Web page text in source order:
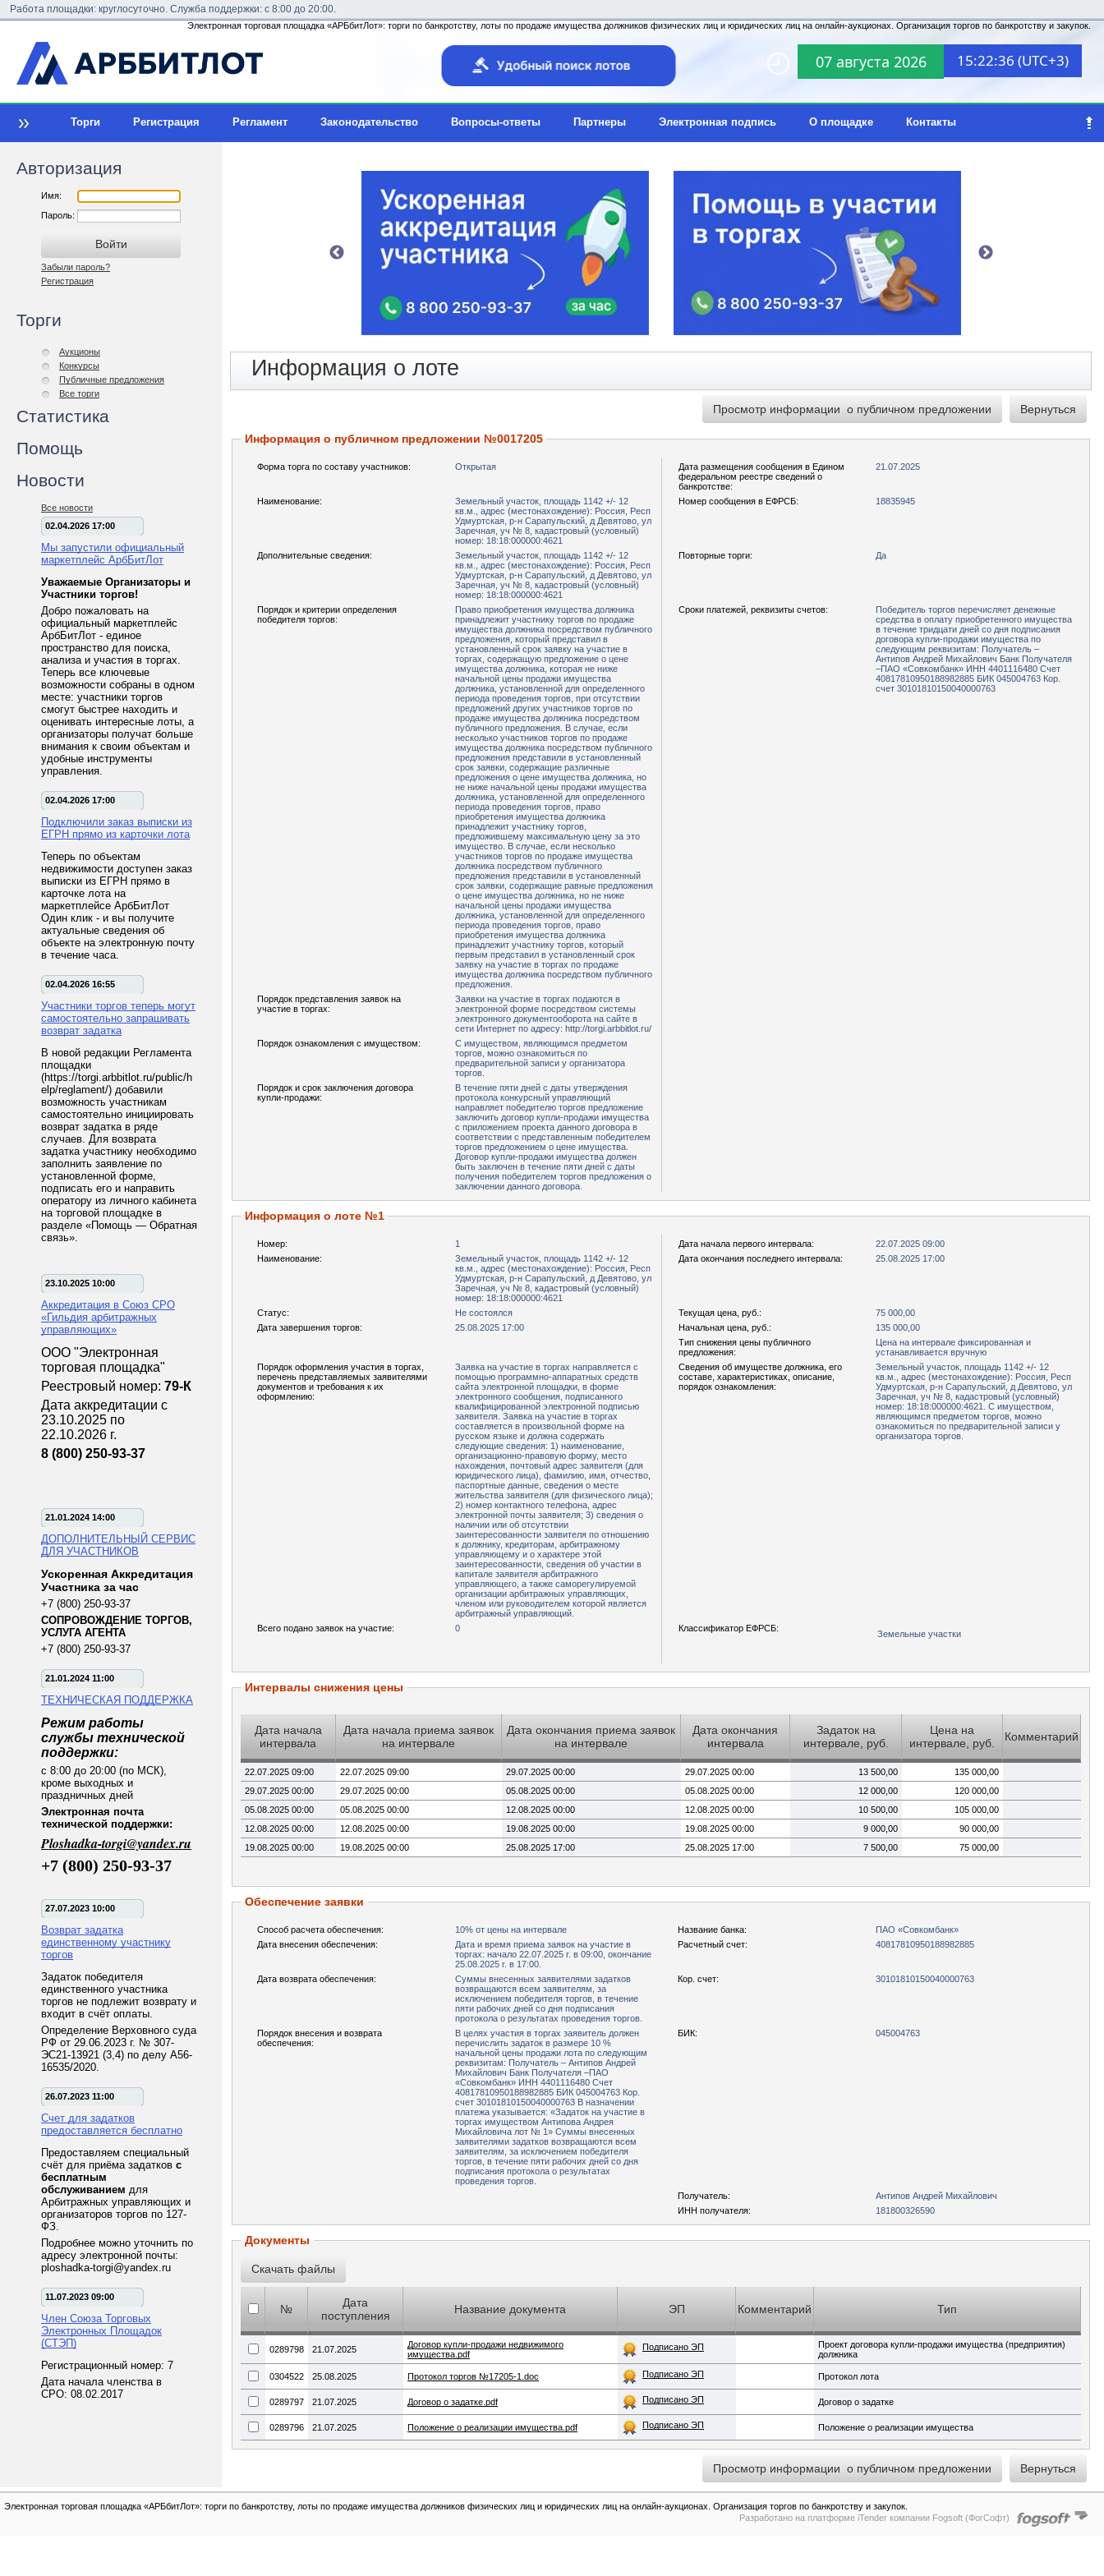
07 августа 2026 15:22:36 (UTC+3)
Работа площадки: круглосуточно. Служба поддержки: с 8:00 до 20:00.
Электронная торговая площадка «АРБбитЛот»: торги по банкротству, лоты по продаже имущества должников физических лиц и юридических лиц на онлайн-аукционах. Организация торгов по банкротству и закупок.
Торги Регистрация Регламент Законодательство Вопросы-ответы Партнеры Электронная подпись О площадке Контакты
Авторизация
Имя:
Пароль:
Забыли пароль?
Регистрация
Торги
Аукционы
Конкурсы
Публичные предложения
Все торги
Статистика
Помощь
Новости
Все новости
02.04.2026 17:00
Мы запустили официальный
маркетплейс АрбБитЛот
Уважаемые Организаторы и
Участники торгов!
Добро пожаловать на
официальный маркетплейс
АрбБитЛот - единое
пространство для поиска,
анализа и участия в торгах.
Теперь все ключевые
возможности собраны в одном
месте: участники торгов
смогут быстрее находить и
оценивать интересные лоты, а
организаторы получат больше
внимания к своим объектам и
удобные инструменты
управления.
02.04.2026 17:00
Подключили заказ выписки из
ЕГРН прямо из карточки лота
Теперь по объектам
недвижимости доступен заказ
выписки из ЕГРН прямо в
карточке лота на
маркетплейсе АрбБитЛот
Один клик - и вы получите
актуальные сведения об
объекте на электронную почту
в течение часа.
02.04.2026 16:55
Участники торгов теперь могут
самостоятельно запрашивать
возврат задатка
В новой редакции Регламента
площадки
(https://torgi.arbbitlot.ru/public/h
elp/reglament/) добавили
возможность участникам
самостоятельно инициировать
возврат задатка в ряде
случаев. Для возврата
задатка участнику необходимо
заполнить заявление по
установленной форме,
подписать его и направить
оператору из личного кабинета
на торговой площадке в
разделе «Помощь — Обратная
связь».
23.10.2025 10:00
Аккредитация в Союз СРО
«Гильдия арбитражных
управляющих»
ООО "Электронная
торговая площадка"
Реестровый номер: 79-К
Дата аккредитации с
23.10.2025 по
22.10.2026 г.
8 (800) 250-93-37
21.01.2024 14:00
ДОПОЛНИТЕЛЬНЫЙ СЕРВИС
ДЛЯ УЧАСТНИКОВ
Ускоренная Аккредитация
Участника за час
+7 (800) 250-93-37
СОПРОВОЖДЕНИЕ ТОРГОВ,
УСЛУГА АГЕНТА
+7 (800) 250-93-37
21.01.2024 11:00
ТЕХНИЧЕСКАЯ ПОДДЕРЖКА
Режим работы
службы технической
поддержки:
с 8:00 до 20:00 (по МСК),
кроме выходных и
праздничных дней
Электронная почта
технической поддержки:
Ploshadka-torgi@yandex.ru
+7 (800) 250-93-37
27.07.2023 10:00
Возврат задатка
единственному участнику
торгов
Задаток победителя
единственного участника
торгов не подлежит возврату и
входит в счёт оплаты.
Определение Верховного суда
РФ от 29.06.2023 г. № 307-
ЭС21-13921 (3,4) по делу А56-
16535/2020.
26.07.2023 11:00
Счет для задатков
предоставляется бесплатно
Предоставляем специальный
счёт для приёма задатков с
бесплатным
обслуживанием для
Арбитражных управляющих и
организаторов торгов по 127-
ФЗ.
Подробнее можно уточнить по
адресу электронной почты:
ploshadka-torgi@yandex.ru
11.07.2023 09:00
Член Союза Торговых
Электронных Площадок
(СТЭП)
Регистрационный номер: 7
Дата начала членства в
СРО: 08.02.2017
Информация о лоте
Информация о публичном предложении №0017205
Форма торга по составу участников: Открытая
Дата размещения сообщения в Едином
федеральном реестре сведений о
банкротстве:
21.07.2025
Наименование:
Земельный участок, площадь 1142 +/- 12
кв.м., адрес (местонахождение): Россия, Респ
Удмуртская, р-н Сарапульский, д Девятово, ул
Заречная, уч № 8, кадастровый (условный)
номер: 18:18:000000:4621
Номер сообщения в ЕФРСБ: 18835945
Дополнительные сведения:
Земельный участок, площадь 1142 +/- 12
кв.м., адрес (местонахождение): Россия, Респ
Удмуртская, р-н Сарапульский, д Девятово, ул
Заречная, уч № 8, кадастровый (условный)
номер: 18:18:000000:4621
Повторные торги: Да
Порядок и критерии определения
победителя торгов:
Право приобретения имущества должника
принадлежит участнику торгов по продаже
имущества должника посредством публичного
предложения, который представил в
установленный срок заявку на участие в
торгах, содержащую предложение о цене
имущества должника, которая не ниже
начальной цены продажи имущества
должника, установленной для определенного
периода проведения торгов, при отсутствии
предложений других участников торгов по
продаже имущества должника посредством
публичного предложения. В случае, если
несколько участников торгов по продаже
имущества должника посредством публичного
предложения представили в установленный
срок заявки, содержащие различные
предложения о цене имущества должника, но
не ниже начальной цены продажи имущества
должника, установленной для определенного
периода проведения торгов, право
приобретения имущества должника
принадлежит участнику торгов,
предложившему максимальную цену за это
имущество. В случае, если несколько
участников торгов по продаже имущества
должника посредством публичного
предложения представили в установленный
срок заявки, содержащие равные предложения
о цене имущества должника, но не ниже
начальной цены продажи имущества
должника, установленной для определенного
периода проведения торгов, право
приобретения имущества должника
принадлежит участнику торгов, который
первым представил в установленный срок
заявку на участие в торгах по продаже
имущества должника посредством публичного
предложения.
Сроки платежей, реквизиты счетов:
Победитель торгов перечисляет денежные
средства в оплату приобретенного имущества
в течение тридцати дней со дня подписания
договора купли-продажи имущества по
следующим реквизитам: Получатель –
Антипов Андрей Михайлович Банк Получателя
–ПАО «Совкомбанк» ИНН 4401116480 Счет
40817810950188982885 БИК 045004763 Кор.
счет 30101810150040000763
Порядок представления заявок на
участие в торгах:
Заявки на участие в торгах подаются в
электронной форме посредством системы
электронного документооборота на сайте в
сети Интернет по адресу: http://torgi.arbbitlot.ru/
Порядок ознакомления с имуществом:
С имуществом, являющимся предметом
торгов, можно ознакомиться по
предварительной записи у организатора
торгов.
Порядок и срок заключения договора
купли-продажи:
В течение пяти дней с даты утверждения
протокола конкурсный управляющий
направляет победителю торгов предложение
заключить договор купли-продажи имущества
с приложением проекта данного договора в
соответствии с представленным победителем
торгов предложением о цене имущества.
Договор купли-продажи имущества должен
быть заключен в течение пяти дней с даты
получения победителем торгов предложения о
заключении данного договора.
Информация о лоте №1
Номер: 1 Дата начала первого интервала:
22.07.2025 09:00
Наименование:
Земельный участок, площадь 1142 +/- 12
кв.м., адрес (местонахождение): Россия, Респ
Удмуртская, р-н Сарапульский, д Девятово, ул
Заречная, уч № 8, кадастровый (условный)
номер: 18:18:000000:4621
Дата окончания последнего интервала: 25.08.2025 17:00
Статус: Не состоялся Текущая цена, руб.:
75 000,00
Дата завершения торгов:
25.08.2025 17:00 Начальная цена, руб.:
135 000,00
Тип снижения цены публичного
предложения:
Цена на интервале фиксированная и
устанавливается вручную
Порядок оформления участия в торгах,
перечень представляемых заявителями
документов и требования к их
оформлению:
Заявка на участие в торгах направляется с
помощью программно-аппаратных средств
сайта электронной площадки, в форме
электронного сообщения, подписанного
квалифицированной электронной подписью
заявителя. Заявка на участие в торгах
составляется в произвольной форме на
русском языке и должна содержать
следующие сведения: 1) наименование,
организационно-правовую форму, место
нахождения, почтовый адрес заявителя (для
юридического лица), фамилию, имя, отчество,
паспортные данные, сведения о месте
жительства заявителя (для физического лица);
2) номер контактного телефона, адрес
электронной почты заявителя; 3) сведения о
наличии или об отсутствии
заинтересованности заявителя по отношению
к должнику, кредиторам, арбитражному
управляющему и о характере этой
заинтересованности, сведения об участии в
капитале заявителя арбитражного
управляющего, а также саморегулируемой
организации арбитражных управляющих,
членом или руководителем которой является
арбитражный управляющий.
Сведения об имуществе должника, его
составе, характеристиках, описание,
порядок ознакомления:
Земельный участок, площадь 1142 +/- 12
кв.м., адрес (местонахождение): Россия, Респ
Удмуртская, р-н Сарапульский, д Девятово, ул
Заречная, уч № 8, кадастровый (условный)
номер: 18:18:000000:4621. С имуществом,
являющимся предметом торгов, можно
ознакомиться по предварительной записи у
организатора торгов.
Всего подано заявок на участие: 0 Классификатор ЕФРСБ:
Земельные участки
Интервалы снижения цены
Дата начала
интервала
Дата начала приема заявок
на интервале
Дата окончания приема заявок
на интервале
Дата окончания
интервала
Задаток на
интервале, руб.
Цена на
интервале, руб.
Комментарий
22.07.2025 09:00 22.07.2025 09:00 29.07.2025 00:00 29.07.2025 00:00 13 500,00
135 000,00
29.07.2025 00:00
29.07.2025 00:00 05.08.2025 00:00 05.08.2025 00:00 12 000,00
120 000,00
05.08.2025 00:00
05.08.2025 00:00 12.08.2025 00:00 12.08.2025 00:00 10 500,00
105 000,00
12.08.2025 00:00
12.08.2025 00:00 19.08.2025 00:00 19.08.2025 00:00 9 000,00
90 000,00
19.08.2025 00:00
19.08.2025 00:00 25.08.2025 17:00 25.08.2025 17:00 7 500,00 75 000,00
Обеспечение заявки
Способ расчета обеспечения: 10% от цены на интервале Название банка:
ПАО «Совкомбанк»
Дата внесения обеспечения:
Дата и время приема заявок на участие в
торгах: начало 22.07.2025 г. в 09:00, окончание
25.08.2025 г. в 17:00.
Расчетный счет: 40817810950188982885
Дата возврата обеспечения:
Суммы внесенных заявителями задатков
возвращаются всем заявителям, за
исключением победителя торгов, в течение
пяти рабочих дней со дня подписания
протокола о результатах проведения торгов.
Кор. счет: 30101810150040000763
Порядок внесения и возврата
обеспечения:
В целях участия в торгах заявитель должен
перечислить задаток в размере 10 %
начальной цены продажи лота по следующим
реквизитам: Получатель – Антипов Андрей
Михайлович Банк Получателя –ПАО
«Совкомбанк» ИНН 4401116480 Счет
40817810950188982885 БИК 045004763 Кор.
счет 30101810150040000763 В назначении
платежа указывается: «Задаток на участие в
торгах имуществом Антипова Андрея
Михайловича лот № 1» Суммы внесенных
заявителями задатков возвращаются всем
заявителям, за исключением победителя
торгов, в течение пяти рабочих дней со дня
подписания протокола о результатах
проведения торгов.
БИК: 045004763
Получатель:
Антипов Андрей Михайлович
ИНН получателя:
181800326590
Документы
№
Дата
поступления
Название документа ЭП Комментарий Тип
0289798 21.07.2025
Договор купли-продажи недвижимого
имущества.pdf
Подписано ЭП
Проект договора купли-продажи имущества (предприятия)
должника
0304522 25.08.2025 Протокол торгов №17205-1.doc Подписано ЭП Протокол лота
0289797 21.07.2025 Договор о задатке.pdf Подписано ЭП Договор о задатке
0289796 21.07.2025 Положение о реализации имущества.pdf Подписано ЭП Положение о реализации имущества
Электронная торговая площадка «АРБбитЛот»: торги по банкротству, лоты по продаже имущества должников физических лиц и юридических лиц на онлайн-аукционах. Организация торгов по банкротству и закупок.
Разработано на платформе iTender компании Fogsoft (ФогСофт)